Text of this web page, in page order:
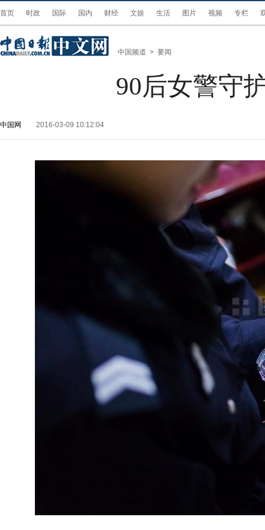
首页 时政 国际 国内 财经 文娱 生活 图片 视频 专栏
中国频道 > 要闻
90后女警守
中国网 2016-03-09 10:12:04